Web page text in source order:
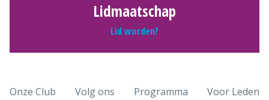
Lidmaatschap
Lid worden?
Onze Club Volg ons Programma
Voor Leden